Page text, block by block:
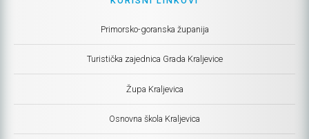
Primorsko-goranska županija
Turistička zajednica Grada Kraljevice
Župa Kraljevica
Osnovna škola Kraljevica